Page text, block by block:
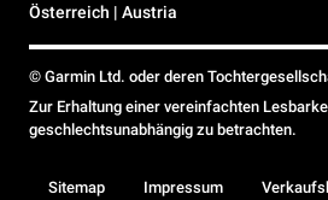
Österreich | Austria
© Garmin Ltd. oder deren
Zur Erhaltung einer vereinfachten
geschlechtsunabhängig zu betrachten.
Sitemap Impressum